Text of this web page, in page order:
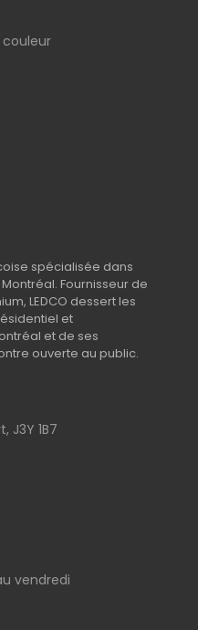
spécialisée dans
Fournisseur de
LEDCO dessert les
et
et de ses
ouverte au public.
J3Y 1B7
vendredi